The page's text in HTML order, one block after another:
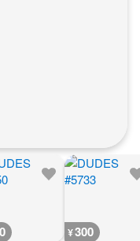
¥300